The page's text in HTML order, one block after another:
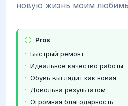
новую жизнь моим
Pros
Быстрый ремонт
Идеальное качество работы
Обувь выглядит как новая
Довольна результатом
Огромная благодарность